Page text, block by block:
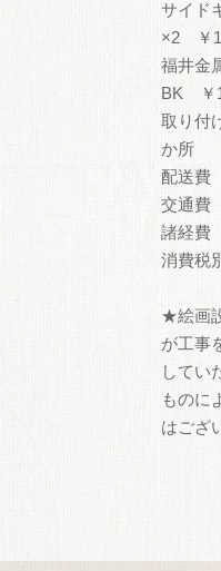
サイド
×2 ￥
福井金
BK ￥
取り付
か所
配送費
交通費
諸経費
消費税
★絵画
が工事
してい
ものに
はござ